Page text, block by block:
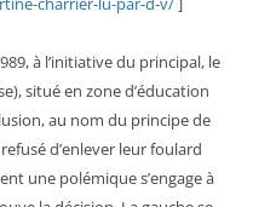
à l’initiative du principal, le
situé en zone d’éducation
au nom du principe de
d’enlever leur foulard
une polémique s’engage à